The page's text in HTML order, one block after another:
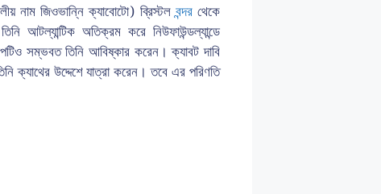
নাম জিওভান্নি ক্যাবোটো) ব্রিস্টলবন্দরথেকে
আটল্যান্টিক অতিক্রম করে নিউফাউন্ডল্যান্ডে
তিনি আবিষ্কার করেন। ক্যাবট দাবি
ক্যাথের উদ্দেশে যাত্রা করেন। তবে এর পরিণতি